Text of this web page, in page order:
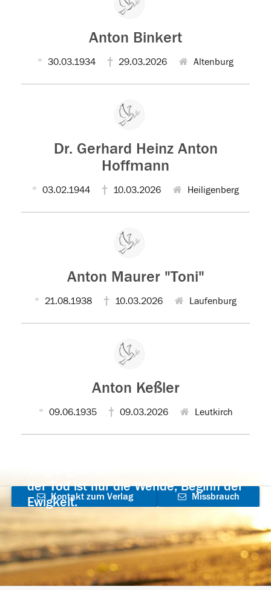
Anton Binkert
30.03.1934 29.03.2026 Altenburg
Dr. Gerhard Heinz Anton
Hoffmann
03.02.1944 10.03.2026 Heiligenberg
Anton Maurer "Toni"
21.08.1938 10.03.2026 Laufenburg
Anton Keßler
09.06.1935 09.03.2026 Leutkirch
der Tod ist nur die Wende, Beginn der
Ewigkeit.
Kontakt zum Verlag
aufnehmen
Missbrauch